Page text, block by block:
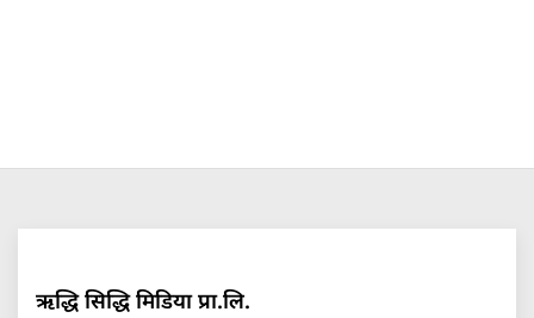
ऋद्धि सिद्धि मिडिया प्रा.लि.